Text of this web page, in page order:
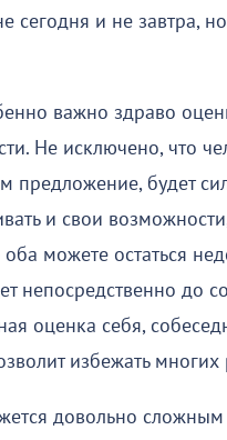
сегодня и не завтра,
важно здраво
Не исключено, что
предложение, будет
и свои
оба можете остаться
непосредственно до
оценка себя,
избежать многих
довольно сложным